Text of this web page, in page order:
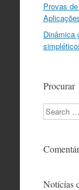
Provas
Dinâmica
Procurar
Search
Notícias